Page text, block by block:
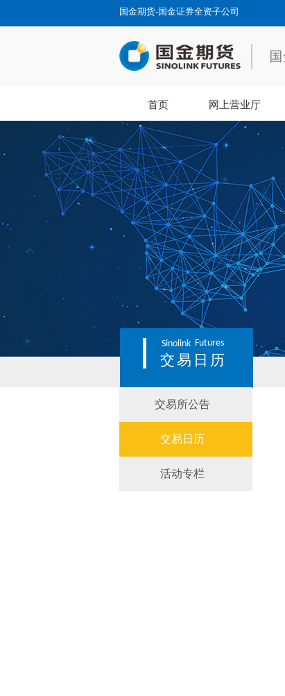
国金期货-国金证券全资子公司
首页 网上营业厅
Sinolink Futures
交易日历
交易所公告
交易日历
活动专栏